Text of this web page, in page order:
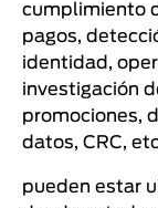
cumplimiento
pagos,
identidad,
investigación
promociones,
datos, CRC,
pueden estar